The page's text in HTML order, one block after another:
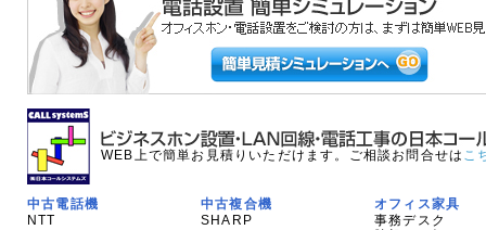
WEB上で簡単お見積りいただけます。ご相談お問合せは こ
中古電話機
NTT
中古複合機
SHARP
オフィス家具
事務デスク